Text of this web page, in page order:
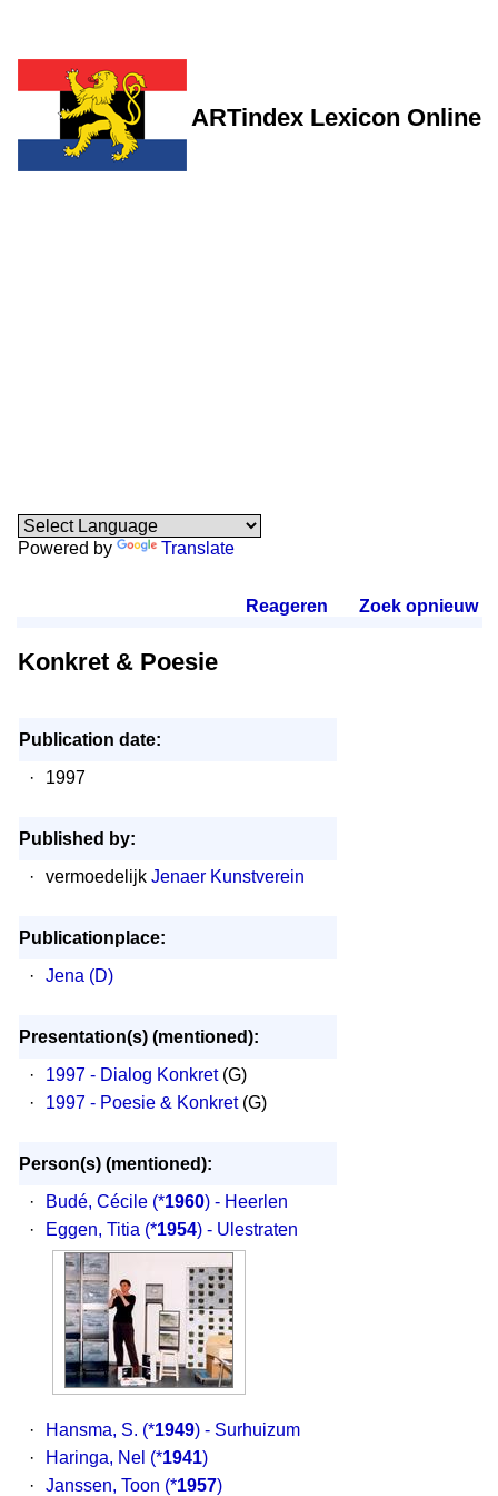
ARTindex Lexicon Online
Powered by Translate
Reageren Zoek opnieuw.
Konkret & Poesie
Publication date:
·
1997
Published by:
·
vermoedelijk Jenaer Kunstverein
Publicationplace:
·
Jena (D)
Presentation(s) (mentioned):
·
1997 - Dialog Konkret(G)
·
1997 - Poesie & Konkret(G)
Person(s) (mentioned):
·
Budé, Cécile (*1960) - Heerlen
·
Eggen, Titia (*1954) - Ulestraten
· Hansma, S. (*1949) - Surhuizum
·
Haringa, Nel (*1941)
·
Janssen, Toon (*1957)